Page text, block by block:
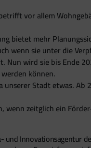
vor allem
bietet mehr
wenn sie unter die
wird sie bis Ende
können.
Stadt etwas.
zeitglich ein
Innovationsagentur